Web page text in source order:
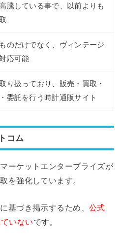
騰している事で、以前よりも
のだけでなく、ヴィンテージ
応可能
り扱っており、販売・買取・
委託を行う時計通販サイト
コム
ーケットエンタープライズが
を強化しています。
基づき掲示するため、 公式
いないです。